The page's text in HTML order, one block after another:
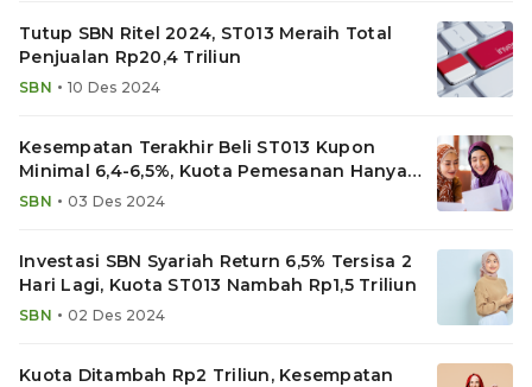
Tutup SBN Ritel 2024, ST013 Meraih Total
Penjualan Rp20,4 Triliun
SBN • 10 Des 2024
Kesempatan Terakhir Beli ST013 Kupon
Minimal 6,4-6,5%, Kuota Pemesanan Hanya
Sisa Rp1,3 Triliun
SBN • 03 Des 2024
Investasi SBN Syariah Return 6,5% Tersisa 2
Hari Lagi, Kuota ST013 Nambah Rp1,5 Triliun
SBN • 02 Des 2024
Kuota Ditambah Rp2 Triliun, Kesempatan